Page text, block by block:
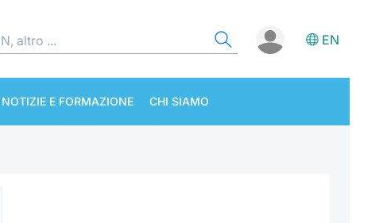
EN
NOTIZIE E FORMAZIONE CHI SIAMO